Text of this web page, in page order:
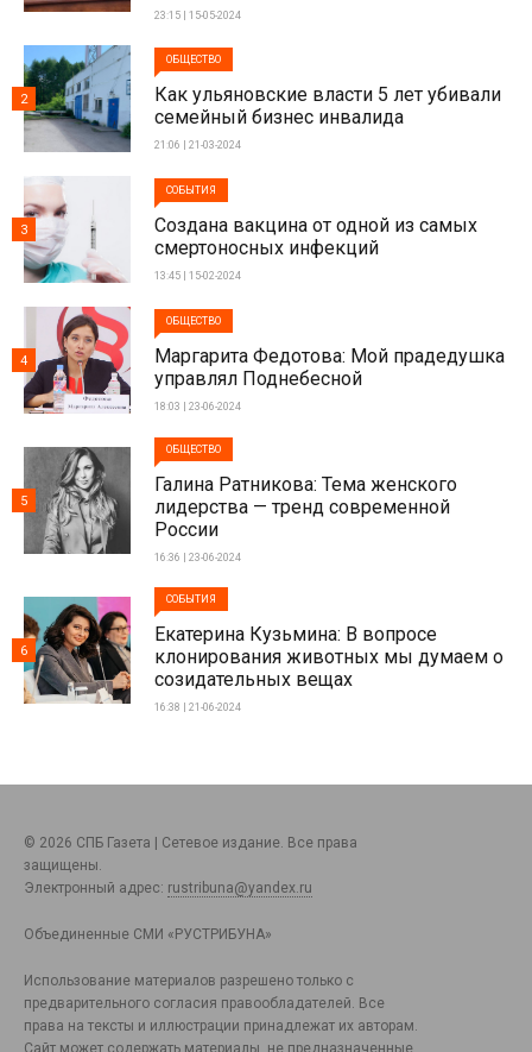
23:15 | 15-05-2024
ОБЩЕСТВО
Как ульяновские власти 5 лет убивали
семейный бизнес инвалида
21:06 | 21-03-2024
2
СОБЫТИЯ
Создана вакцина от одной из самых
смертоносных инфекций
13:45 | 15-02-2024
3
ОБЩЕСТВО
Маргарита Федотова: Мой прадедушка
управлял Поднебесной
18:03 | 23-06-2024
4
ОБЩЕСТВО
Галина Ратникова: Тема женского
лидерства — тренд современной
России
16:36 | 23-06-2024
5
СОБЫТИЯ
Екатерина Кузьмина: В вопросе
клонирования животных мы думаем о
созидательных вещах
16:38 | 21-06-2024
6
© 2026 СПБ Газета | Сетевое издание. Все права
защищены.
Электронный адрес: rustribuna@yandex.ru
Объединенные СМИ «РУСТРИБУНА»
Использование материалов разрешено только с
предварительного согласия правообладателей. Все
права на тексты и иллюстрации принадлежат их авторам.
Сайт может содержать материалы, не предназначенные